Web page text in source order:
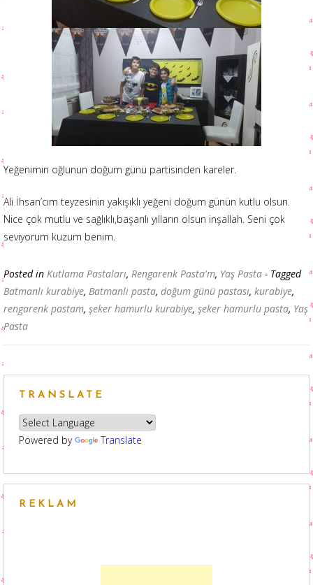
Yeğenimin oğlunun doğum günü partisinden kareler.
Ali İhsan’cım teyzesinin yakışıklı yeğeni doğum günün kutlu olsun.
Nice çok mutlu ve sağlıklı,başarılı yılların olsun inşallah. Seni çok
seviyorum kuzum benim.
Posted in Kutlama Pastaları, Rengarenk Pasta'm, Yaş Pasta - Tagged
Batmanlı kurabiye, Batmanlı pasta, doğum günü pastası, kurabiye,
rengarenk pastam, şeker hamurlu kurabiye, şeker hamurlu pasta, Yaş
Pasta
TRANSLATE
Powered by Translate
REKLAM